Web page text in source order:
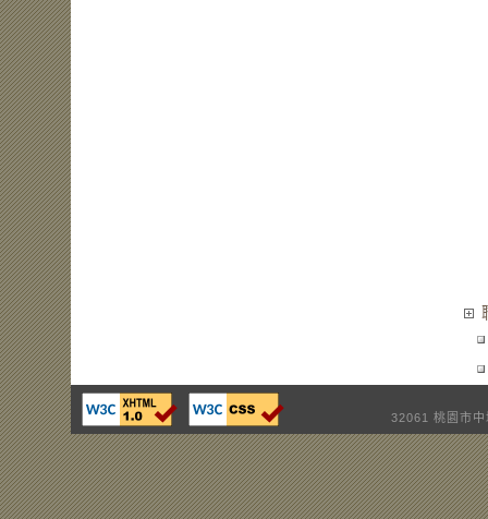
32061 桃園市